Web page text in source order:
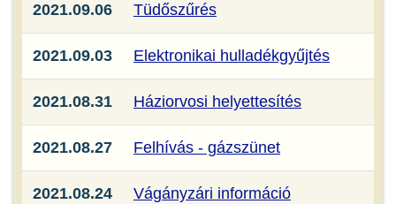
2021.09.06 Tüdőszűrés
2021.09.03 Elektronikai hulladékgyűjtés
2021.08.31 Háziorvosi helyettesítés
2021.08.27 Felhívás - gázszünet
2021.08.24 Vágányzári információ